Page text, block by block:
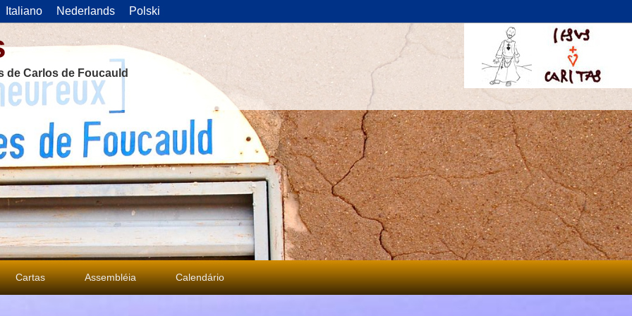
Italiano Nederlands Polski
de Carlos de Foucauld
Cartas Assembléia Calendário